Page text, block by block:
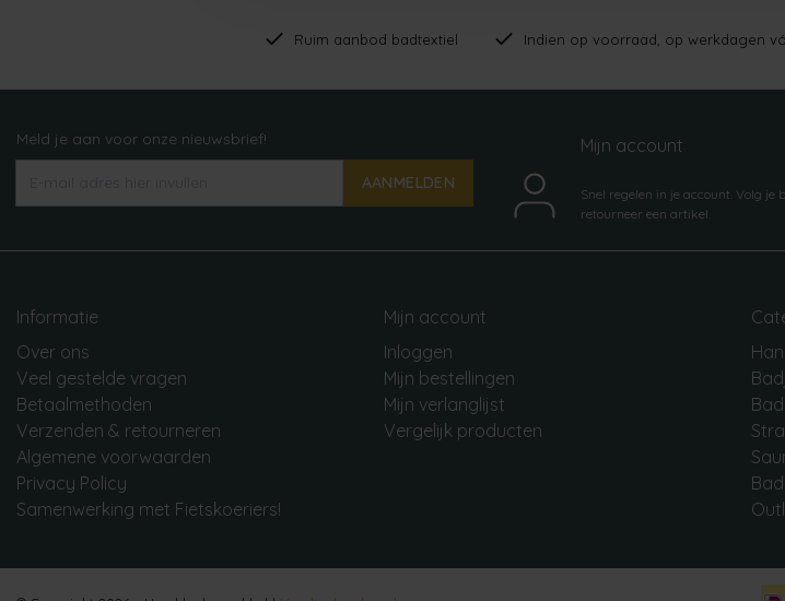
Ruim aanbod badtextiel Indien op voorraad, op werkdagen
Meld je aan voor onze nieuwsbrief!
AANMELDEN
Mijn account
Snel regelen in je account. Volg
retourneer een artikel.
Informatie
Over ons
Veel gestelde vragen
Betaalmethoden
Verzenden & retourneren
Algemene voorwaarden
Privacy Policy
Samenwerking met Fietskoeriers!
Mijn account
Inloggen
Mijn bestellingen
Mijn verlanglijst
Vergelijk producten